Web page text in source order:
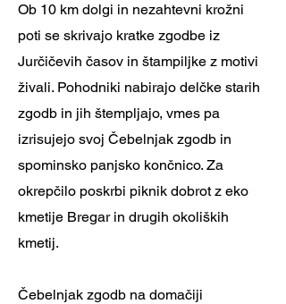
Ob 10 km dolgi in nezahtevni krožni
poti se skrivajo kratke zgodbe iz
Jurčičevih časov in štampiljke z motivi
živali. Pohodniki nabirajo delčke starih
zgodb in jih štempljajo, vmes pa
izrisujejo svoj Čebelnjak zgodb in
spominsko panjsko končnico. Za
okrepčilo poskrbi piknik dobrot z eko
kmetije Bregar in drugih okoliških
kmetij.
Čebelnjak zgodb na domačiji